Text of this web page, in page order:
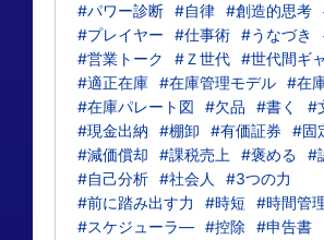
#パワー診断 #自律 #創造的思考
#プレイヤー
#仕事術 #うなづき
#営業トーク
#Ｚ世代 #世代間ギ
#適正在庫 #在庫管理モデル #在
#在庫パレート図
#欠品 #書く
#
#現金出納
#棚卸 #有価証券
#固
#減価償却
#課税売上 #褒める
#
#自己分析 #社会人
#3つの力
#前に踏み出す力
#時短 #時間管
#スケジューラ― #控除
#申告書